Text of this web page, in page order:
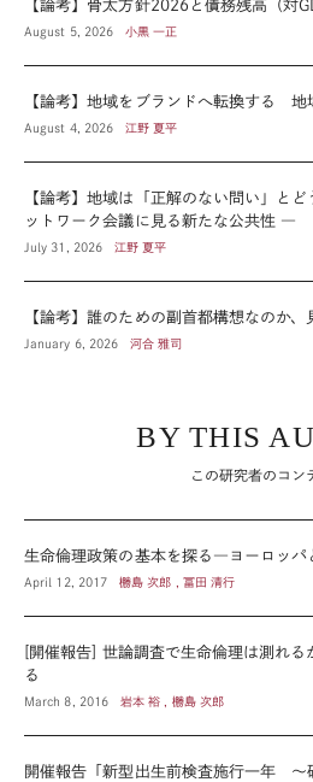
【論考】骨太方針2026と債務残高（対
August 5, 2026 小黒 一正
【論考】地域をブランドへ転換する 地
August 4, 2026 江野 夏平
【論考】地域は「正解のない問い」と
ットワーク会議に見る新たな公共性 ―
July 31, 2026 江野 夏平
【論考】誰のための副首都構想なのか、
January 6, 2026 河合 雅司
BY THIS
この研究者のコン
生命倫理政策の基本を探る―ヨーロッパ
April 12, 2017 橳島 次郎 , 冨田 清行
[開催報告] 世論調査で生命倫理は測れる
る
March 8, 2016 岩本 裕 , 橳島 次郎
開催報告「新型出生前検査施行一年 ～